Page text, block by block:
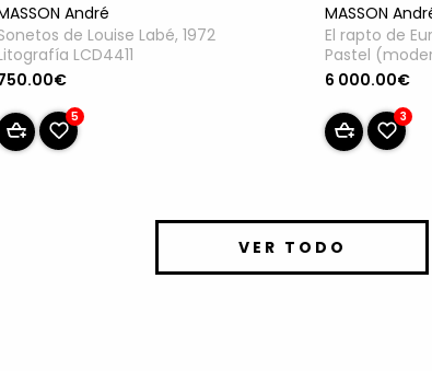
André
de Louise Labé, 1972
LCD4411
5
MASSON
El rapto de
Pastel
6 000.00€
3
VER TODO